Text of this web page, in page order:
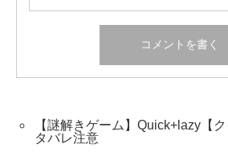
【謎解きゲーム】Quick+lazy【
タバレ注意